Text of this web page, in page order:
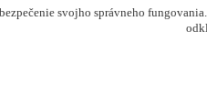
svojho správneho